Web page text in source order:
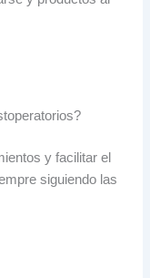
y facilitar el
siguiendo las